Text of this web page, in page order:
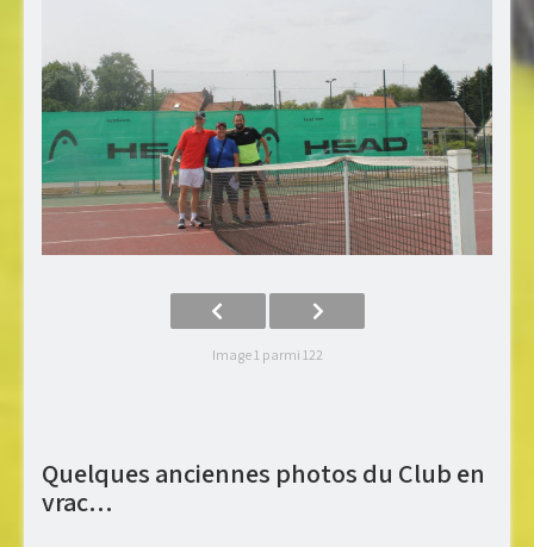
Image 1 parmi 122
Quelques anciennes photos du Club en
vrac…